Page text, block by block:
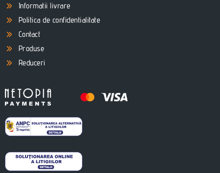
Informatii livrare
Politica de confidentialitate
Contact
Produse
Reduceri